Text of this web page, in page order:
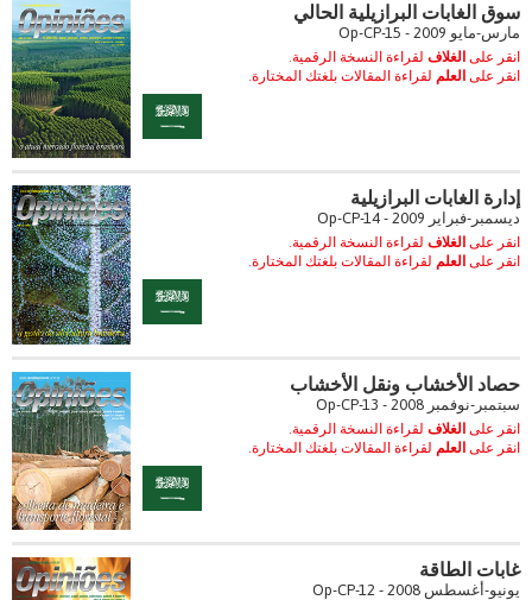
سوق الغابات البرازيلية الحالي
مارس-مايو 2009 - Op-CP-15
انقر على الغلاف لقراءة النسخة الرقمية.
انقر على العلم لقراءة المقالات بلغتك المختارة.
إدارة الغابات البرازيلية
ديسمبر-فبراير 2009 - Op-CP-14
انقر على الغلاف لقراءة النسخة الرقمية.
انقر على العلم لقراءة المقالات بلغتك المختارة.
حصاد الأخشاب ونقل الأخشاب
سبتمبر-نوفمبر 2008 - Op-CP-13
انقر على الغلاف لقراءة النسخة الرقمية.
انقر على العلم لقراءة المقالات بلغتك المختارة.
غابات الطاقة
يونيو-أغسطس 2008 - Op-CP-12